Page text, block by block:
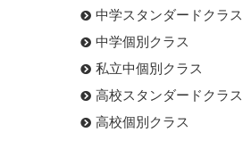
中学スタンダードクラス
中学個別クラス
私立中個別クラス
高校スタンダードクラス
高校個別クラス